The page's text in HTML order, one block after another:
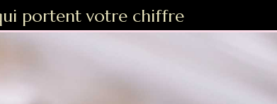
portent votre chiffre